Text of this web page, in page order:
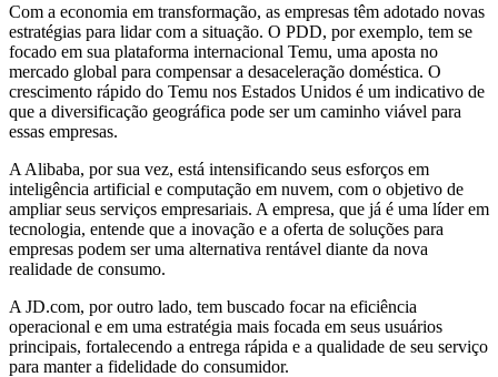
Com a economia em transformação, as empresas têm adotado novas
estratégias para lidar com a situação. O PDD, por exemplo, tem se
focado em sua plataforma internacional Temu, uma aposta no
mercado global para compensar a desaceleração doméstica. O
crescimento rápido do Temu nos Estados Unidos é um indicativo de
que a diversificação geográfica pode ser um caminho viável para
essas empresas.
A Alibaba, por sua vez, está intensificando seus esforços em
inteligência artificial e computação em nuvem, com o objetivo de
ampliar seus serviços empresariais. A empresa, que já é uma líder em
tecnologia, entende que a inovação e a oferta de soluções para
empresas podem ser uma alternativa rentável diante da nova
realidade de consumo.
A JD.com, por outro lado, tem buscado focar na eficiência
operacional e em uma estratégia mais focada em seus usuários
principais, fortalecendo a entrega rápida e a qualidade de seu serviço
para manter a fidelidade do consumidor.